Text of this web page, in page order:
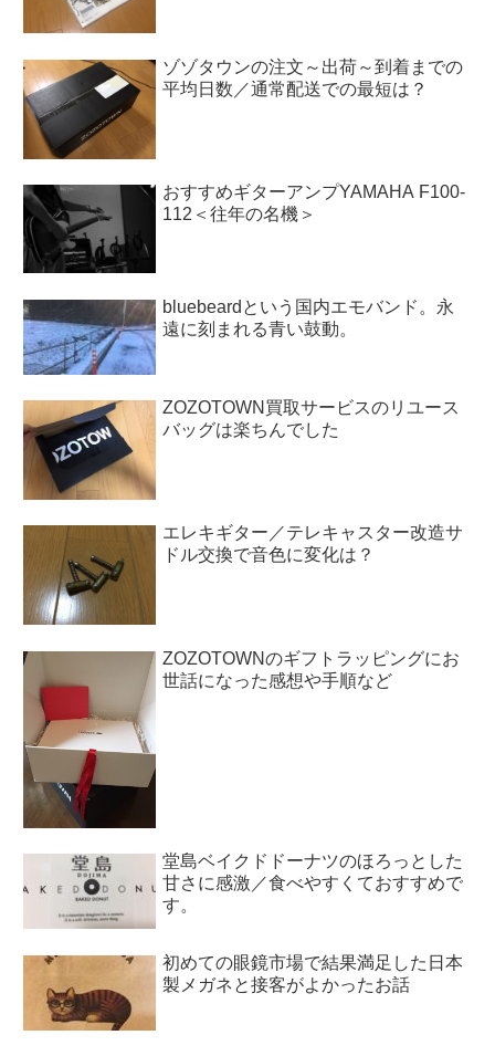
ゾゾタウンの注文～出荷～到着までの
平均日数／通常配送での最短は？
おすすめギターアンプYAMAHA F100-
112＜往年の名機＞
bluebeardという国内エモバンド。永
遠に刻まれる青い鼓動。
ZOZOTOWN買取サービスのリユース
バッグは楽ちんでした
エレキギター／テレキャスター改造サ
ドル交換で音色に変化は？
ZOZOTOWNのギフトラッピングにお
世話になった感想や手順など
堂島ベイクドドーナツのほろっとした
甘さに感激／食べやすくておすすめで
す。
初めての眼鏡市場で結果満足した日本
製メガネと接客がよかったお話